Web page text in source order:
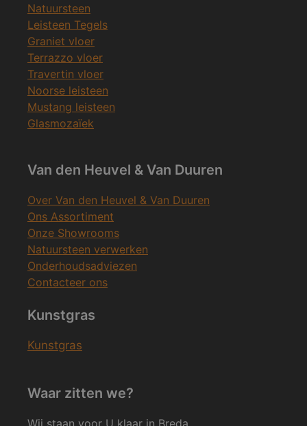
Natuursteen
Leisteen Tegels
Graniet vloer
Terrazzo vloer
Travertin vloer
Noorse leisteen
Mustang leisteen
Glasmozaïek
Van den Heuvel & Van Duuren
Over Van den Heuvel & Van Duuren
Ons Assortiment
Onze Showrooms
Natuursteen verwerken
Onderhoudsadviezen
Contacteer ons
Kunstgras
Kunstgras
Waar zitten we?